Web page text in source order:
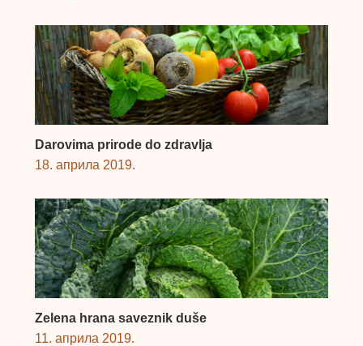
Darovima prirode do zdravlja
18. априла 2019.
Zelena hrana saveznik duše
11. априла 2019.